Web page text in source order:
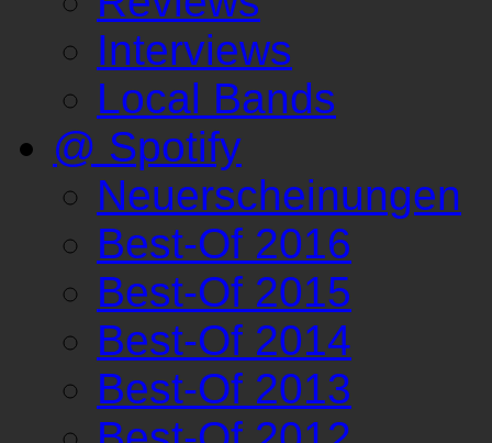
Interviews
Local Bands
@ Spotify
Neuerscheinungen
Best-Of 2016
Best-Of 2015
Best-Of 2014
Best-Of 2013